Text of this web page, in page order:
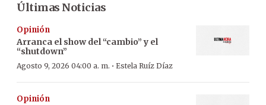
Últimas Noticias
Opinión
Arranca el show del “cambio” y el
“shutdown”
Agosto 9, 2026 04:00 a. m. · Estela Ruíz Díaz
Opinión